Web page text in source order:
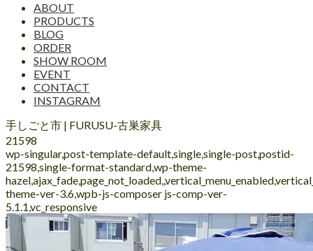
ABOUT
PRODUCTS
BLOG
ORDER
SHOW ROOM
EVENT
CONTACT
INSTAGRAM
手しごと市 | FURUSU-古巣家具
21598
wp-singular,post-template-default,single,single-post,postid-
21598,single-format-standard,wp-theme-
theme-ver-3.6,wpb-js-composer js-comp-ver-
5.1.1,vc_responsive